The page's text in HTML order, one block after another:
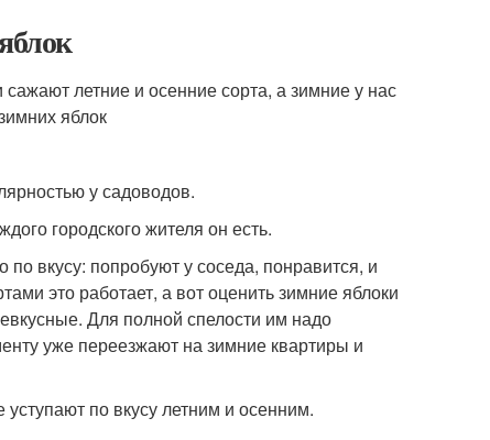
летние и осенние сорта, а зимние у нас
яблок
у садоводов.
городского жителя он есть.
вкусу: попробуют у соседа, понравится, и
это работает, а вот оценить зимние яблоки
Для полной спелости им надо
уже переезжают на зимние квартиры и
по вкусу летним и осенним.